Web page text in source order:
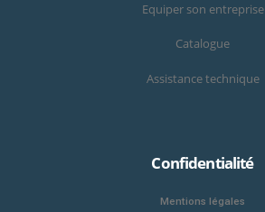
Equiper son entreprise
Catalogue
Assistance technique
Confidentialité
Mentions légales